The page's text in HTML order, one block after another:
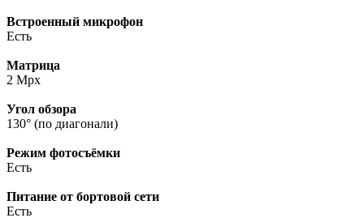
Встроенный микрофон
Есть
Матрица
2 Mpx
Угол обзора
130° (по диагонали)
Режим фотосъёмки
Есть
Питание от бортовой сети
Есть